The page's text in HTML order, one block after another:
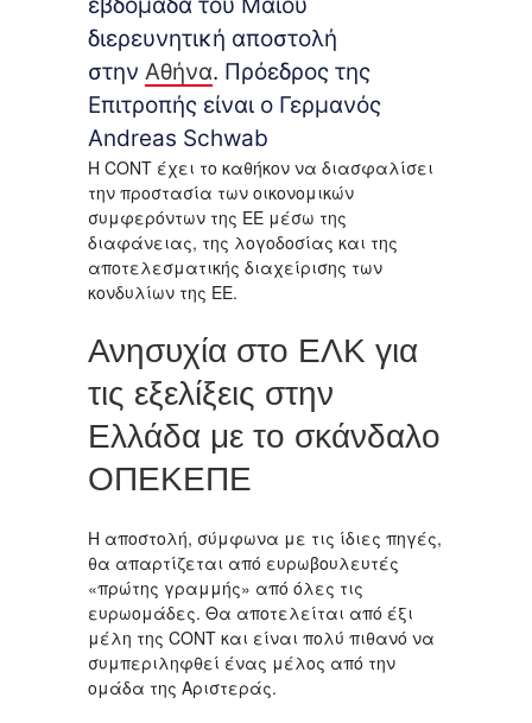
διερευνητική αποστολή
στην Αθήνα. Πρόεδρος της
Επιτροπής είναι ο Γερμανός
Andreas Schwab
Η CONT έχει το καθήκον να διασφαλίσει
την προστασία των οικονομικών
συμφερόντων της ΕΕ μέσω της
διαφάνειας, της λογοδοσίας και της
αποτελεσματικής διαχείρισης των
κονδυλίων της ΕΕ.
Ανησυχία στο ΕΛΚ για
τις εξελίξεις στην
Ελλάδα με το σκάνδαλο
ΟΠΕΚΕΠΕ
Η αποστολή, σύμφωνα με τις ίδιες πηγές,
θα απαρτίζεται από ευρωβουλευτές
«πρώτης γραμμής» από όλες τις
ευρωομάδες. Θα αποτελείται από έξι
μέλη της CONT και είναι πολύ πιθανό να
συμπεριληφθεί ένας μέλος από την
ομάδα της Αριστεράς.